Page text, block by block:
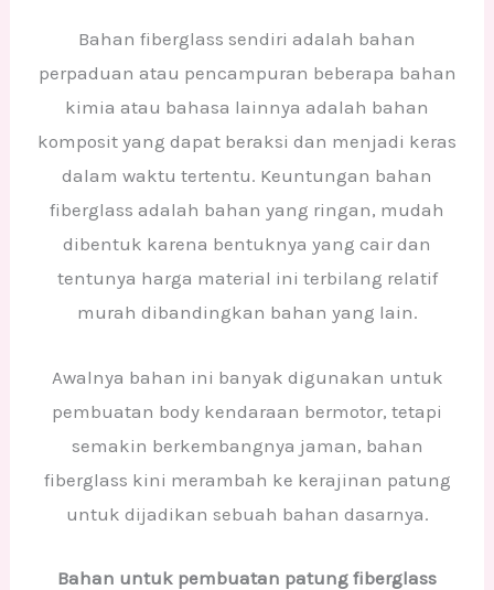
Bahan fiberglass sendiri adalah bahan
perpaduan atau pencampuran beberapa bahan
kimia atau bahasa lainnya adalah bahan
komposit yang dapat beraksi dan menjadi keras
dalam waktu tertentu. Keuntungan bahan
fiberglass adalah bahan yang ringan, mudah
dibentuk karena bentuknya yang cair dan
tentunya harga material ini terbilang relatif
murah dibandingkan bahan yang lain.
Awalnya bahan ini banyak digunakan untuk
pembuatan body kendaraan bermotor, tetapi
semakin berkembangnya jaman, bahan
fiberglass kini merambah ke kerajinan patung
untuk dijadikan sebuah bahan dasarnya.
Bahan untuk pembuatan patung fiberglass